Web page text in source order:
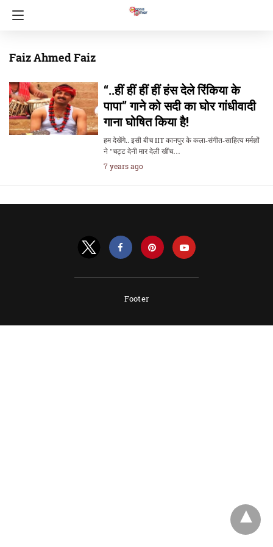
Faiz Ahmed Faiz
“..हीं हीं हीं हीं हंस देले रिंकिया के
पापा” गाने को सदी का घोर गांधीवादी
गाना घोषित किया है!
हम देखेंगे.. इसी बीच IIT कानपुर के कला-संगीत-साहित्य मर्मज्ञों
ने "चट्ट देनी मार देली खींच…
7 years ago
Footer